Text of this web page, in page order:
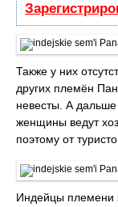
Также у них
других племён
невесты. А
женщины ведут
поэтому от
Индейцы племени